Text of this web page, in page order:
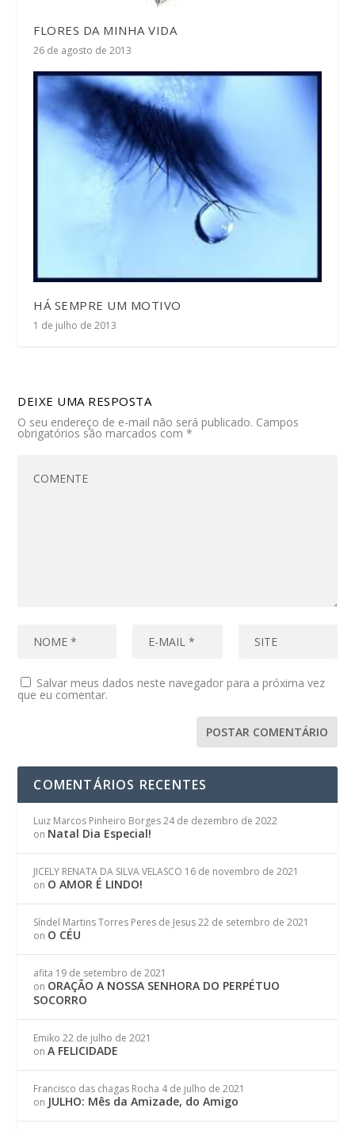
FLORES DA MINHA VIDA
26 de agosto de 2013
HÁ SEMPRE UM MOTIVO
1 de julho de 2013
DEIXE UMA RESPOSTA
O seu endereço de e-mail não será publicado. Campos
obrigatórios são marcados com*
Salvar meus dados neste navegador para a próxima vez
que eu comentar.
COMENTÁRIOS RECENTES
Luiz Marcos Pinheiro Borges 24 de dezembro de 2022
on Natal Dia Especial!
JICELY RENATA DA SILVA VELASCO 16 de novembro de 2021
on O AMOR É LINDO!
Síndel Martins Torres Peres de Jesus 22 de setembro de 2021
on O CÉU
afita 19 de setembro de 2021
on ORAÇÃO A NOSSA SENHORA DO PERPÉTUO
SOCORRO
Emiko 22 de julho de 2021
onA FELICIDADE
Francisco das chagas Rocha 4 de julho de 2021
on JULHO: Mês da Amizade, do Amigo